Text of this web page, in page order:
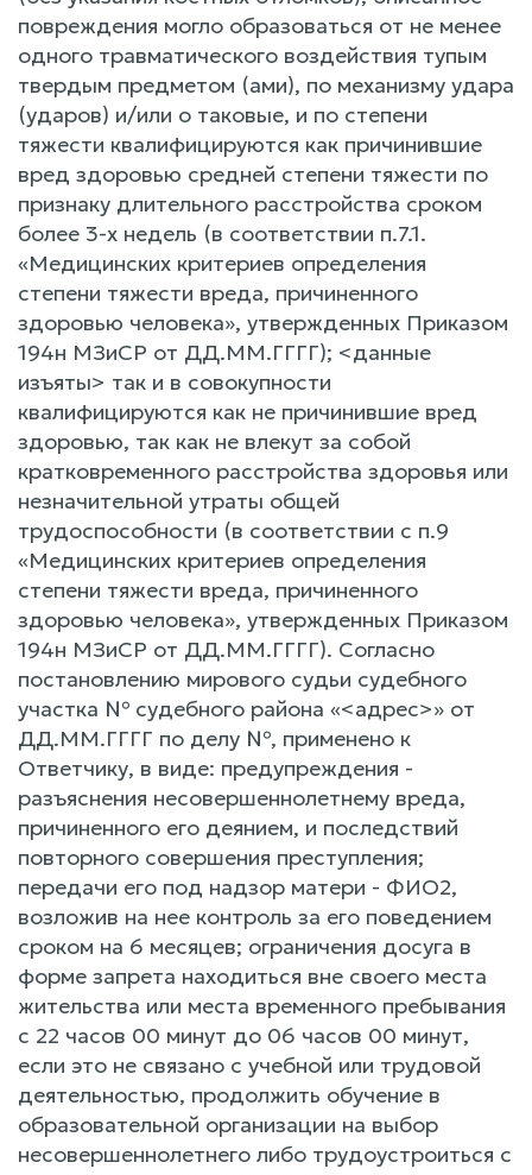
повреждения могло образоваться от не менее
одного травматического воздействия тупым
твердым предметом (ами), по механизму удара
(ударов) и/или о таковые, и по степени
тяжести квалифицируются как причинившие
вред здоровью средней степени тяжести по
признаку длительного расстройства сроком
более 3-х недель (в соответствии п.7.1.
«Медицинских критериев определения
степени тяжести вреда, причиненного
здоровью человека», утвержденных Приказом
194н МЗиСР от ДД.ММ.ГГГГ); <данные
изъяты> так и в совокупности
квалифицируются как не причинившие вред
здоровью, так как не влекут за собой
кратковременного расстройства здоровья или
незначительной утраты общей
трудоспособности (в соответствии с п.9
«Медицинских критериев определения
степени тяжести вреда, причиненного
здоровью человека», утвержденных Приказом
194н МЗиСР от ДД.ММ.ГГГГ). Согласно
постановлению мирового судьи судебного
участка № судебного района «<адрес>» от
ДД.ММ.ГГГГ по делу №, применено к
Ответчику, в виде: предупреждения -
разъяснения несовершеннолетнему вреда,
причиненного его деянием, и последствий
повторного совершения преступления;
передачи его под надзор матери - ФИО2,
возложив на нее контроль за его поведением
сроком на 6 месяцев; ограничения досуга в
форме запрета находиться вне своего места
жительства или места временного пребывания
с 22 часов 00 минут до 06 часов 00 минут,
если это не связано с учебной или трудовой
деятельностью, продолжить обучение в
образовательной организации на выбор
несовершеннолетнего либо трудоустроиться с